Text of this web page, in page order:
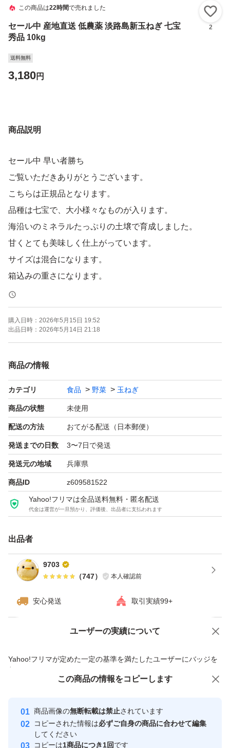
この商品は22時間で売れました
セール中 産地直送 低農薬 淡路島新玉ねぎ 七宝
秀品 10kg
2
送料無料
3,180円
商品説明
セール中 早い者勝ち
ご覧いただきありがとうございます。
こちらは正規品となります。
品種は七宝で、大小様々なものが入ります。
海沿いのミネラルたっぷりの土壌で育成しました。
甘くとても美味しく仕上がっています。
サイズは混合になります。
箱込みの重さになります。
使用する農薬をなるべく減らしたため、通常購入されるも
のより安心して召し上がっていただけます。
劣化を防ぐために土を付着したまま発送します。
受け取りましたら風通しのいいところで保管してくださ
写真はイメージです。
こちらよりやや少なめとなります。
在庫整理のためかなり値下げしてお送りします。
特定の在庫分注文を受けましたら終了します。
お早めにお買い求めください。
出荷用箱で発送します。
種類...玉ねぎ
特徴...農家直送
量...10kg
購入日時： 2026年5月15日 19:52
出品日時： 2026年5月14日 21:18
商品の情報
カテゴリ 食品 野菜 玉ねぎ
商品の状態 未使用
配送の方法 おてがる配送（日本郵便）
発送までの日数 3〜7日で発送
発送元の地域 兵庫県
商品ID z609581522
Yahoo!フリマは全品送料無料・匿名配送
代金は運営が一旦預かり、評価後、出品者に支払われます
出品者
9703
（747） 本人確認前
安心発送 取引実績99+
ユーザーの実績について
Yahoo!フリマが定めた一定の基準を満たしたユーザーにバッジを
付与しています
安心取引出品者
心・安全なユーザーです
取引実績
価格の相談 商品への質問
この商品の情報をコピーします
商品画像の無断転載は禁止されています
コピーされた情報は必ずご自身の商品に合わせて編集
してください
コピーは1商品につき1回です
この商品をみている人にオススメ